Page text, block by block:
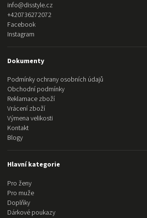
info@disstyle.cz
+420736272072
Facebook
Instagram
Dokumenty
Podmínky ochrany osobních údajů
Obchodní podmínky
Reklamace zboží
Vrácení zboží
Výmena velikosti
Kontakt
Blogy
Hlavní kategorie
Pro ženy
Pro muže
Doplňky
Dárkové poukazy